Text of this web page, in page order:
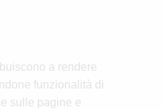
a rendere
funzionalità di
sulle pagine e